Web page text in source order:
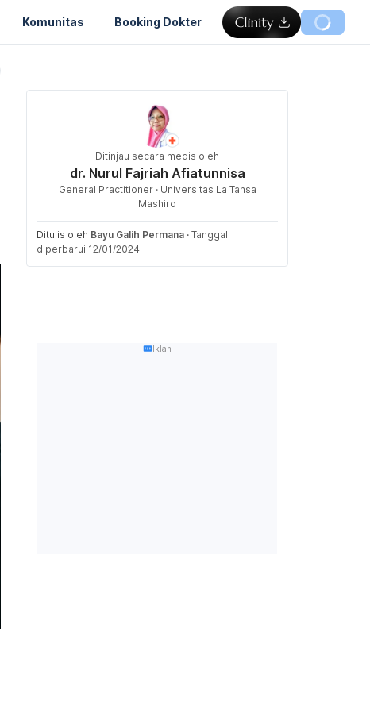
Komunitas Booking Dokter
Ditinjau secara medis oleh
dr. Nurul Fajriah Afiatunnisa
General Practitioner · Universitas La Tansa
Mashiro
Ditulis oleh Bayu Galih Permana · Tanggal
diperbarui 12/01/2024
Iklan